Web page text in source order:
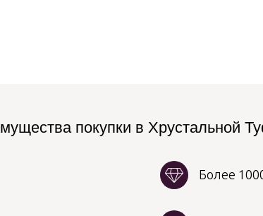
покупки в Хрустальной
Более